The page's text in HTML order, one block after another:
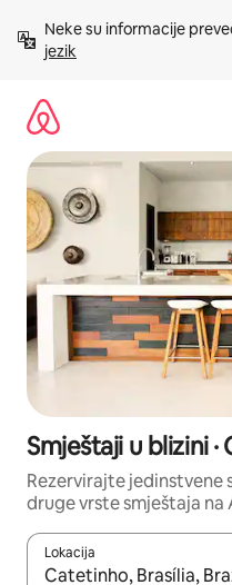
sadržaj
Neke su informacije
jezik
Smještaji u blizini
Rezervirajte jedinstvene
druge vrste smještaja na
Lokacija
Kada budu dostupni